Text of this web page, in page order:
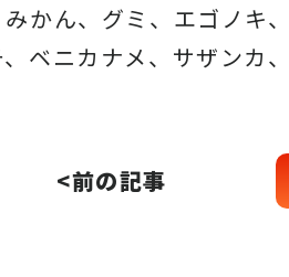
かん、グミ、エゴノキ
ベニカナメ、サザンカ
<前の記事